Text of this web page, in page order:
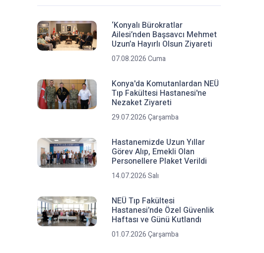
‘Konyalı Bürokratlar
Ailesi’nden Başsavcı Mehmet
Uzun’a Hayırlı Olsun Ziyareti
07.08.2026 Cuma
Konya'da Komutanlardan NEÜ
Tıp Fakültesi Hastanesi'ne
Nezaket Ziyareti
29.07.2026 Çarşamba
Hastanemizde Uzun Yıllar
Görev Alıp, Emekli Olan
Personellere Plaket Verildi
14.07.2026 Salı
NEÜ Tıp Fakültesi
Hastanesi’nde Özel Güvenlik
Haftası ve Günü Kutlandı
01.07.2026 Çarşamba